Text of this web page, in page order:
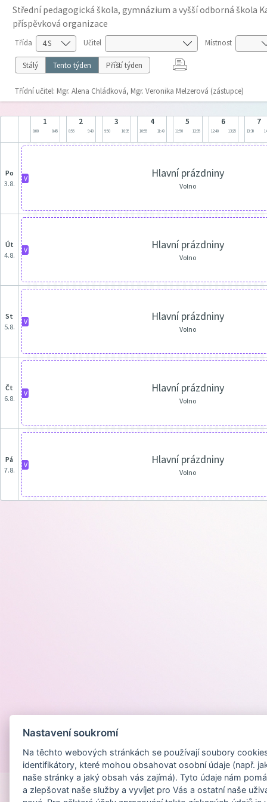
Střední pedagogická škola, gymnázium a vyšší odborná škola
příspěvková organizace
Třída Učitel Místnost
Stálý Tento týden Příští týden
Třídní učitel: Mgr. Alena Chládková, Mgr. Veronika Melzerová (zástupce)
1
8:00 8:45
2
8:55 9:40
3
9:50 10:35
4
10:55 11:40
5
11:50 12:35
6
12:40 13:25
7
13:30
po
3.8.
V Hlavní prázdniny
Volno
út
4.8.
V Hlavní prázdniny
Volno
st
5.8.
V Hlavní prázdniny
Volno
čt
6.8.
V Hlavní prázdniny
Volno
pá
7.8.
V Hlavní prázdniny
Volno
Provozováno
Nastavení soukromí
Na těchto webových stránkách se používají soubory
identifikátory, které mohou obsahovat osobní údaje (např.
naše stránky a jaký obsah vás zajímá). Tyto údaje nám
a zlepšovat naše služby a vyvíjet pro Vás a ostatní naše